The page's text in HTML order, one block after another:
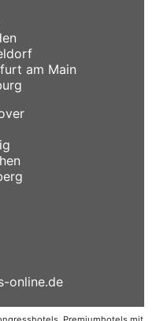
am Main
online.de